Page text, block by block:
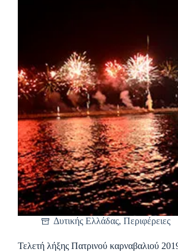
Δυτικής Ελλάδας, Περιφέρειες
Τελετή λήξης Πατρινού καρναβαλιού